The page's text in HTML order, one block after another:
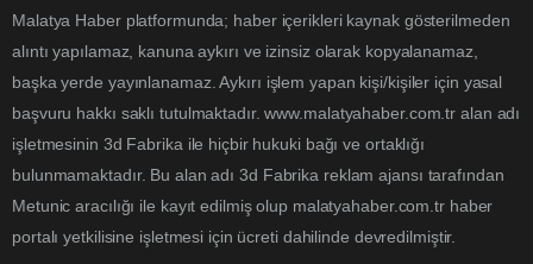
Malatya Haber platformunda; haber içerikleri kaynak gösterilmeden
alıntı yapılamaz, kanuna aykırı ve izinsiz olarak kopyalanamaz,
başka yerde yayınlanamaz. Aykırı işlem yapan kişi/kişiler için yasal
başvuru hakkı saklı tutulmaktadır. www.malatyahaber.com.tr alan adı
işletmesinin 3d Fabrika ile hiçbir hukuki bağı ve ortaklığı
bulunmamaktadır. Bu alan adı 3d Fabrika reklam ajansı tarafından
Metunic aracılığı ile kayıt edilmiş olup malatyahaber.com.tr haber
portalı yetkilisine işletmesi için ücreti dahilinde devredilmiştir.